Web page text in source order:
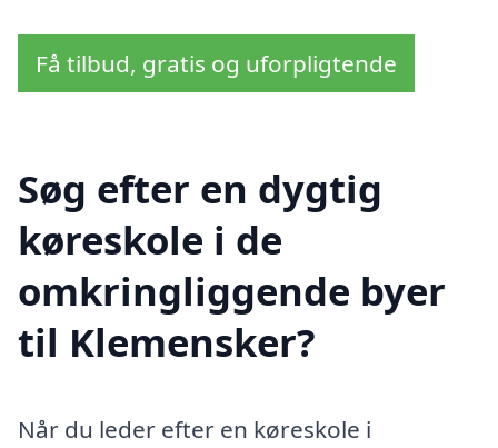
Få tilbud, gratis og uforpligtende
Søg efter en dygtig
køreskole i de
omkringliggende byer
til Klemensker?
Når du leder efter en køreskole i